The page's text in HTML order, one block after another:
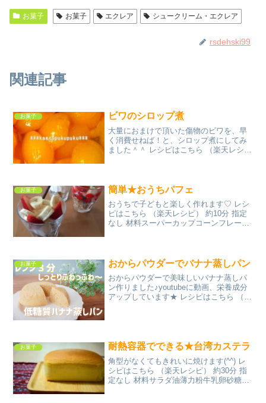
お菓子 お菓子 エクレア シュークリーム・エクレア
rsdehski99
関連記事
お菓子 ビワのシロップ煮
大量におまけで頂いた傷物のビワを、早
く消費せねば！と、シロップ煮にしてみ
ました＾＾ レシピはこちら （楽天レシ
お菓子 簡単★おうちパフェ
おうちで子どもと楽しく作れます♡ レシ
ピはこちら （楽天レシピ） 約10分 指定
なし 材料スーパーカップコーンフレーク
お菓子 おからパウダーでバナナ蒸しパン
おからパウダーで美味しいバナナ蒸しパ
ン作りました♪youtubeに動画、栄養成分
アップしています★ レシピはこちら （楽
お菓子 耐熱容器でできる★台湾カステラ
角型がなくてもきれいに焼けます(^^) レ
シピはこちら （楽天レシピ） 約30分 指
定なし 材料サラダ油薄力粉牛乳卵砂糖み